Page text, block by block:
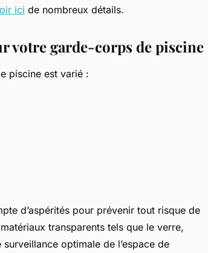
ici de nombreux détails.
votre garde-corps de piscine
piscine est varié :
d’aspérités pour prévenir tout risque de
transparents tels que le verre,
optimale de l’espace de